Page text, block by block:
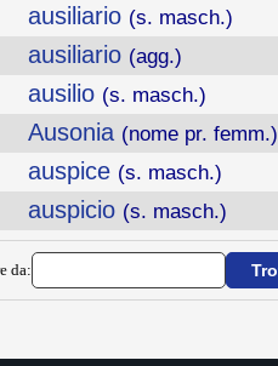
ausiliario (s. masch.)
ausiliario (agg.)
ausilio (s. masch.)
Ausonia (nome pr. femm.)
auspice (s. masch.)
auspicio (s. masch.)
da: